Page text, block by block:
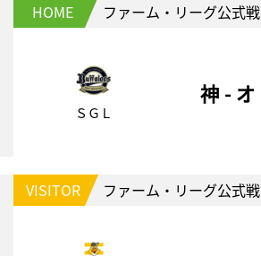
HOME ファーム・リーグ公式戦
ＳＧＬ
神 - オ
VISITOR ファーム・リーグ公式戦